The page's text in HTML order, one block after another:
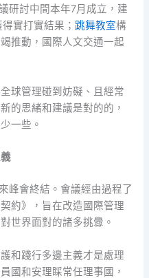
研討中間本年7月成立，建
實打實結果； 跳舞教室構
推動，國際人文交通一起
球管理碰到妨礙、且經常
的思緒和建議是對的的，
一些。
峰會終結。會議經由過程了
約》，旨在改造國際管理
世界面對的諸多挑釁。
和踐行多邊主義才是處理
國和安理睬常任理事國，